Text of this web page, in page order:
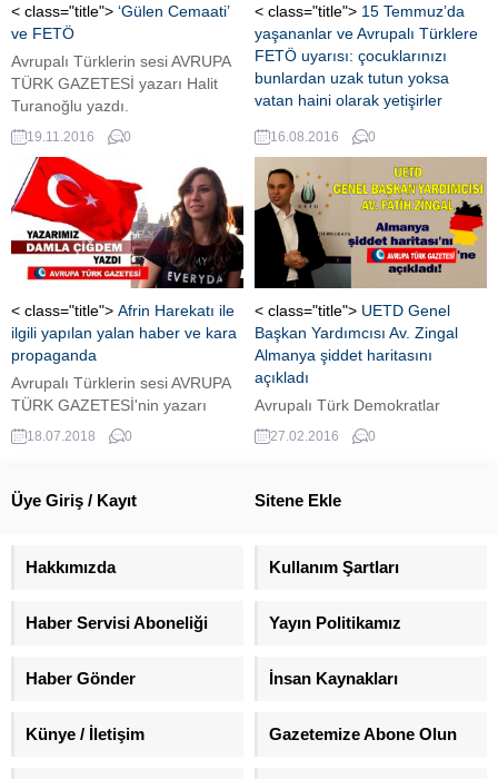
< class="title"> ‘Gülen Cemaati’
ve FETÖ
Avrupalı Türklerin sesi AVRUPA
TÜRK GAZETESİ yazarı Halit
Turanoğlu yazdı.
19.11.2016 0
< class="title"> 15 Temmuz’da
yaşananlar ve Avrupalı Türklere
FETÖ uyarısı: çocuklarınızı
bunlardan uzak tutun yoksa
vatan haini olarak yetişirler
Avrupalı Türklerin sesi AVRUPA
TÜRK GAZETESİ'nin yazarı
Salih Eren, eli kanlı vatan haini
Fethullah Gülen'in çetesi FETÖ
vasıtasıyla yaptığı 15 Temmuz
darbe girişimini Avrupa'dan bir
bakışla yazdı ve önemli
noktalara dikkat çekti, uyarılar
yaptı. İşte AVRUPA TÜRK
GAZETESİ yazarı Salih Eren’in
yazısı.
16.08.2016 0
< class="title"> Afrin Harekatı ile
ilgili yapılan yalan haber ve kara
propaganda
Avrupalı Türklerin sesi AVRUPA
TÜRK GAZETESİ'nin yazarı
Damla Çiğdem yazdı.
18.07.2018 0
< class="title"> UETD Genel
Başkan Yardımcısı Av. Zingal
Almanya şiddet haritasını
açıkladı
Avrupalı Türk Demokratlar
Birliği-UETD Genel Başkan
Yardımcısı ve Siyasi İşler
TÜRK GAZETESİ'ne yaptığı
durumu ortaya tüm çıplaklığıyla
27.02.2016 0
Üye Giriş / Kayıt Sitene Ekle
Hakkımızda Kullanım Şartları
Haber Servisi Aboneliği Yayın Politikamız
Haber Gönder İnsan Kaynakları
Künye / İletişim Gazetemize Abone Olun